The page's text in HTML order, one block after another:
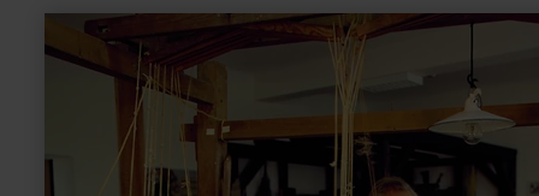
savoir
plus
Heimweberei-
Schalkenmehren